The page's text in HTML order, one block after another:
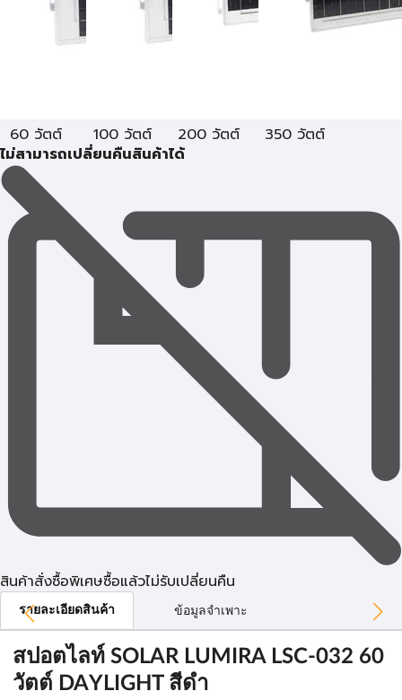
60 วัตต์ 100 วัตต์ 200 วัตต์
350 วัตต์
ไม่สามารถเปลี่ยนคืนสินค้าได้
สินค้าสั่งซื้อพิเศษซื้อแล้วไม่รับเปลี่ยนคืน
รายละเอียดสินค้า ข้อมูลจำเพาะ
สปอตไลท์ SOLAR LUMIRA LSC-032 60
วัตต์ DAYLIGHT สีดำ